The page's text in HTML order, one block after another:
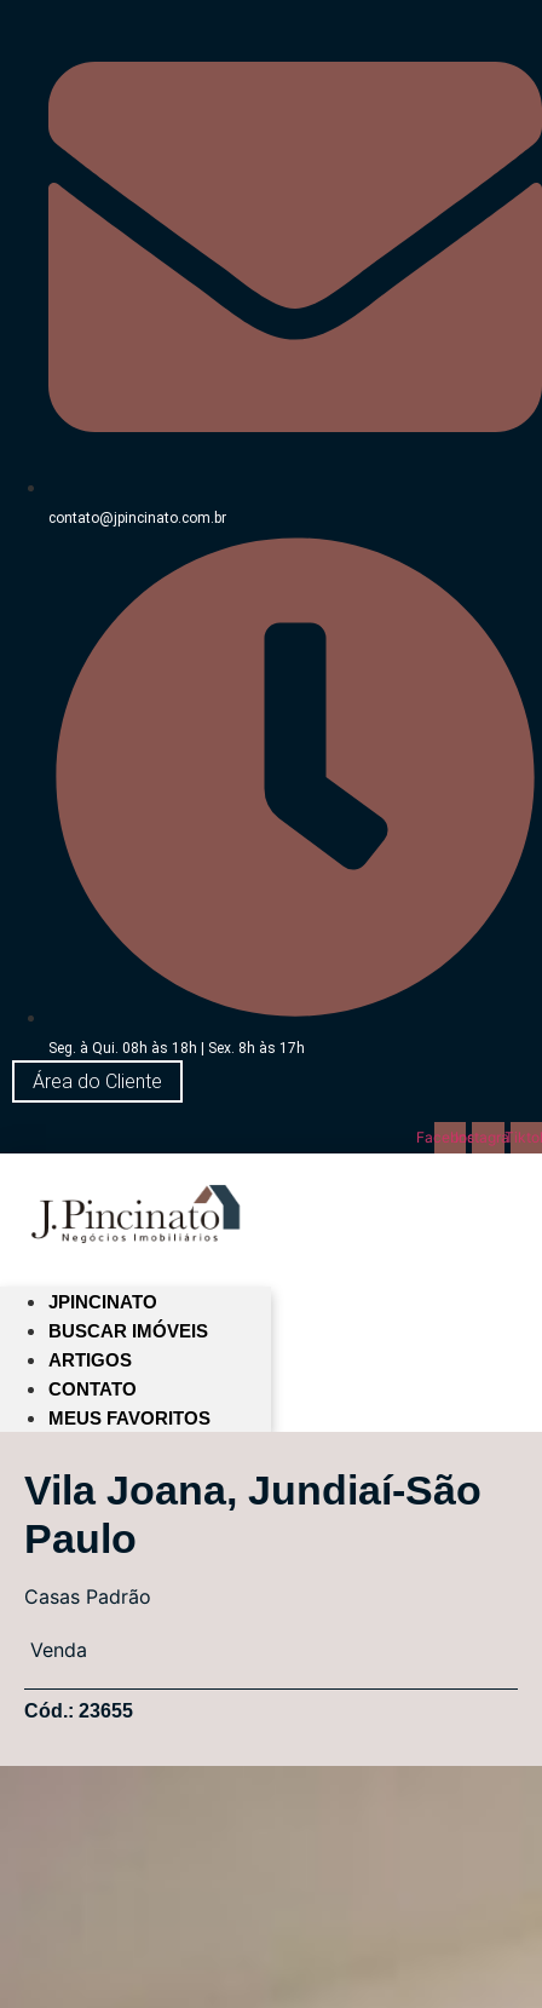
conteúdo
contato@jpincinato.com.br
Seg. à Qui. 08h às 18h | Sex. 8h às 17h
Área do Cliente
FacebookInstagram
JPINCINATO
BUSCAR IMÓVEIS
ARTIGOS
CONTATO
MEUS FAVORITOS
Vila Joana, Jundiaí-São
Paulo
Casas Padrão
Venda
Cód.: 23655